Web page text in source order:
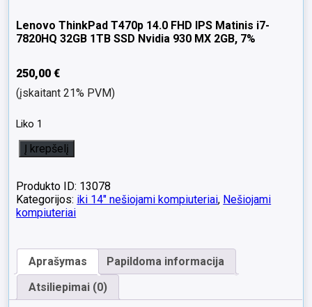
Lenovo ThinkPad T470p 14.0 FHD IPS Matinis i7-
7820HQ 32GB 1TB SSD Nvidia 930 MX 2GB, 7%
250,00€
(įskaitant 21% PVM)
Liko 1
produkto
kiekis:
ThinkPad
T470p
14.0
Matinis
i7-
7820HQ
32GB
Į krepšelį
Produkto ID: 13078
Kategorijos: iki 14" nešiojami kompiuteriai, Nešiojami
kompiuteriai
Aprašymas
Papildoma informacija
Atsiliepimai (0)